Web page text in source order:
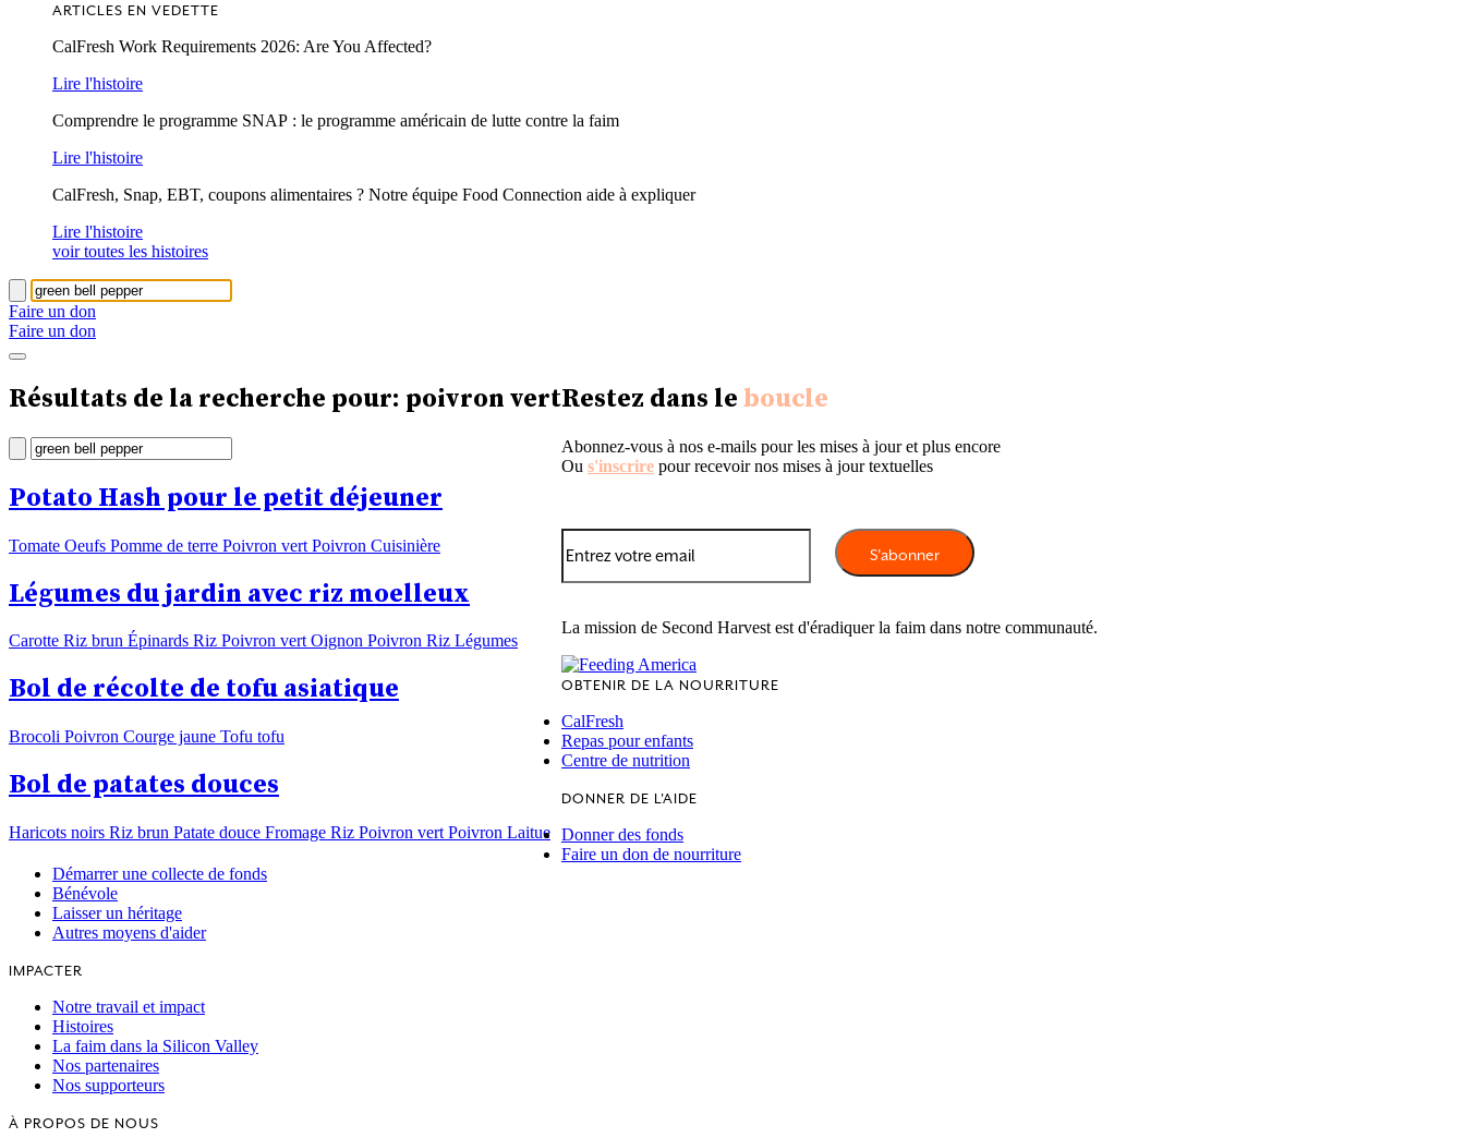
ARTICLES EN VEDETTE
CalFresh Work Requirements 2026: Are You Affected?
Lire l'histoire
Comprendre le programme SNAP : le programme américain de lutte contre la faim
Lire l'histoire
CalFresh, Snap, EBT, coupons alimentaires ? Notre équipe Food Connection aide à expliquer
Lire l'histoire
voir toutes les histoires
Faire un don
Faire un don
Résultats de la recherche pour: poivron vert
Potato Hash pour le petit déjeuner
Tomate Oeufs Pomme de terre Poivron vert Poivron Cuisinière
Légumes du jardin avec riz moelleux
Carotte Riz brun Épinards Riz Poivron vert Oignon Poivron Riz Légumes
Bol de récolte de tofu asiatique
Brocoli Poivron Courge jaune Tofu tofu
Bol de patates douces
Haricots noirs Riz brun Patate douce Fromage Riz Poivron vert Poivron Laitue
Restez dans le boucle
Abonnez-vous à nos e-mails pour les mises à jour et plus encore
Ou s'inscrire pour recevoir nos mises à jour textuelles
La mission de Second Harvest est d'éradiquer la faim dans notre communauté.
OBTENIR DE LA NOURRITURE
CalFresh
Repas pour enfants
Centre de nutrition
DONNER DE L'AIDE
Donner des fonds
Faire un don de nourriture
Démarrer une collecte de fonds
Bénévole
Laisser un héritage
Autres moyens d'aider
IMPACTER
Notre travail et impact
Histoires
La faim dans la Silicon Valley
Nos partenaires
Nos supporteurs
À PROPOS DE NOUS